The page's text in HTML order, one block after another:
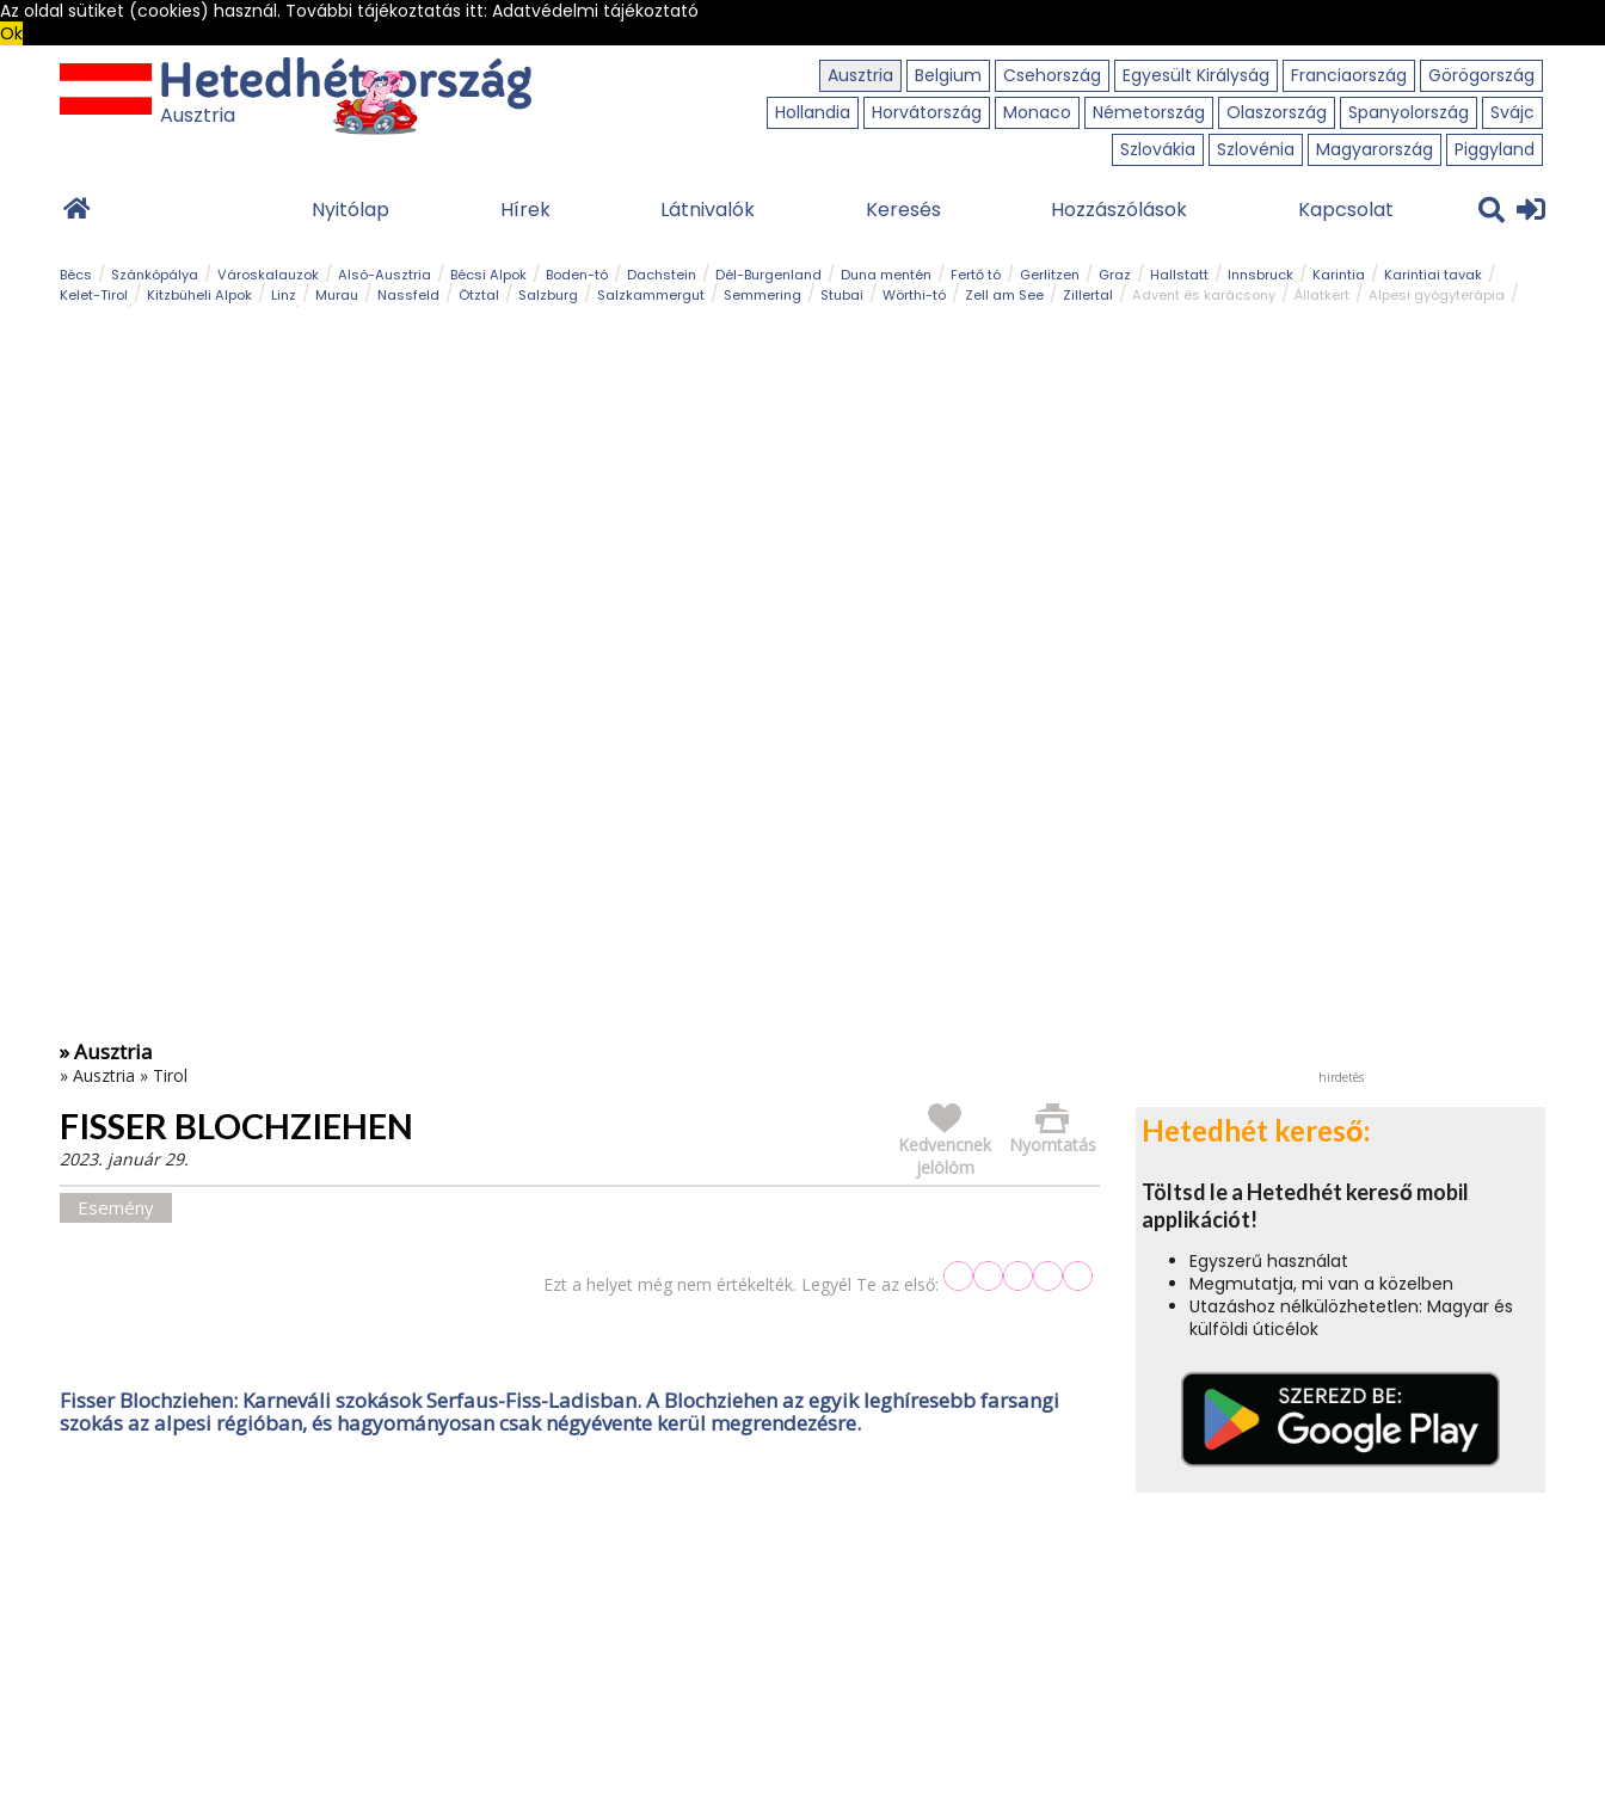
Az oldal sütiket (cookies) használ. További tájékoztatás itt: Adatvédelmi tájékoztató
Ok
Ausztria
Belgium Csehország Egyesült Királyság Franciaország
Görögország
Hollandia
Horvátország Monaco Németország Olaszország Spanyolország
Svájc
Szlovákia
Szlovénia Magyarország Piggyland
Ausztria
Nyitólap Hírek Látnivalók Keresés Hozzászólások Kapcsolat
Bécs Szánkópálya Városkalauzok Alsó-Ausztria Bécsi Alpok Boden-tó Dachstein Dél-Burgenland Duna mentén Fertő tó Gerlitzen Graz Hallstatt Innsbruck Karintia
Karintiai tavak
Kelet-Tirol
Kitzbüheli Alpok Linz Murau Nassfeld Ötztal Salzburg Salzkammergut Semmering Stubai Wörthi-tó Zell am See Zillertal Advent és karácsony Állatkert
Alpesi gyógyterápia
» Ausztria
» Ausztria » Tirol
FISSER BLOCHZIEHEN Nyomtatás
Kedvencnek
jelölöm
2023. január 29.
Esemény
Ezt a helyet még nem értékelték. Legyél Te az első:
Fisser Blochziehen: Karneváli szokások Serfaus-Fiss-Ladisban. A Blochziehen az egyik leghíresebb farsangi
szokás az alpesi régióban, és hagyományosan csak négyévente kerül megrendezésre.
hirdetés
Hetedhét kereső:
Töltsd le a Hetedhét kereső mobil
applikációt!
Egyszerű használat
Megmutatja, mi van a közelben
Utazáshoz nélkülözhetetlen: Magyar és
külföldi úticélok